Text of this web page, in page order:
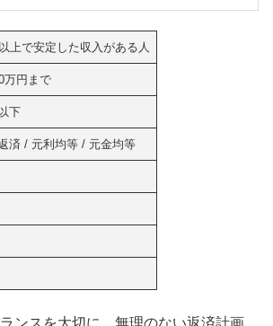
上で安定した収入がある人
万円まで
下
済 / 元利均等 / 元金均等
ンスを大切に。無理のない返済計画